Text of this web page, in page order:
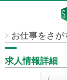
お仕事をさが
求人情報詳細